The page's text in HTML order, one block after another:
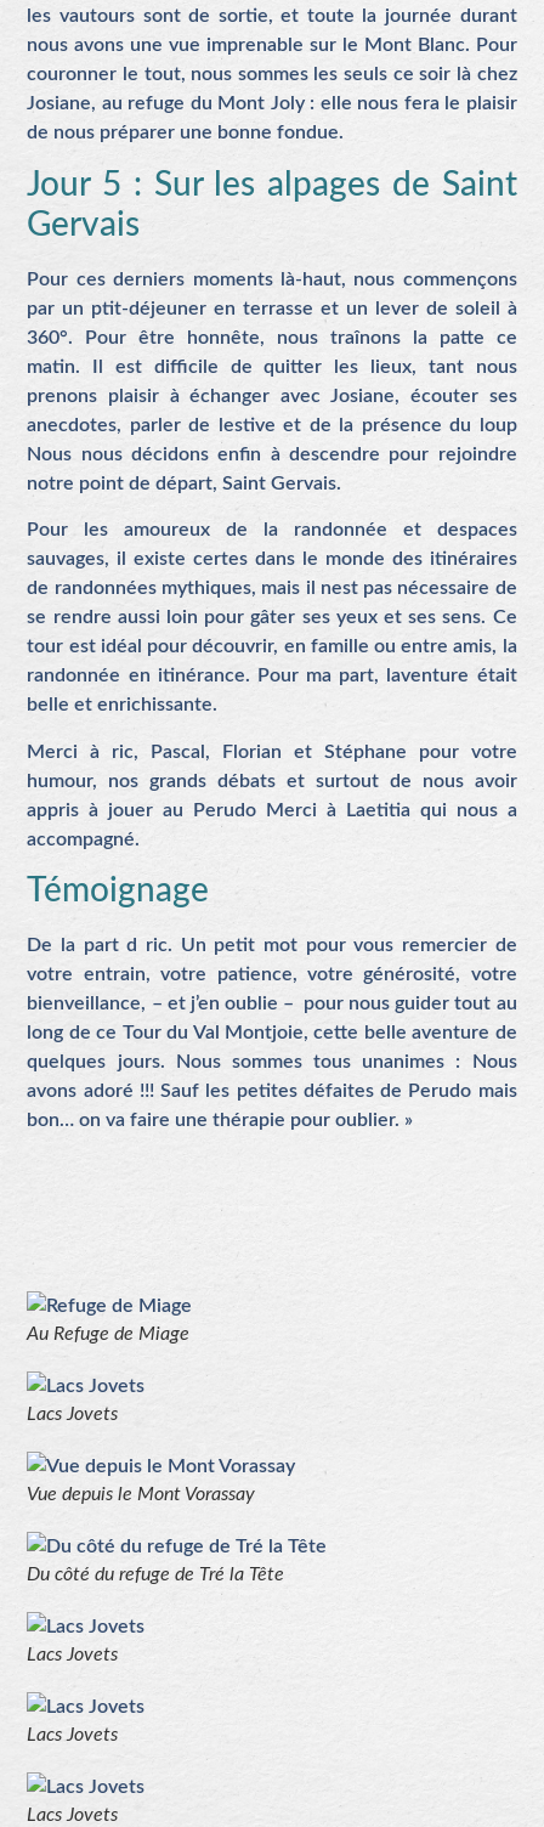
les vautours sont de sortie, et toute la journée durant
nous avons une vue imprenable sur le Mont Blanc. Pour
couronner le tout, nous sommes les seuls ce soir là chez
Josiane, au refuge du Mont Joly : elle nous fera le plaisir
de nous préparer une bonne fondue.
Jour 5 : Sur les alpages de Saint
Gervais
Pour ces derniers moments là-haut, nous commençons
par un ptit-déjeuner en terrasse et un lever de soleil à
360°. Pour être honnête, nous traînons la patte ce
matin. Il est difficile de quitter les lieux, tant nous
prenons plaisir à échanger avec Josiane, écouter ses
anecdotes, parler de lestive et de la présence du loup
Nous nous décidons enfin à descendre pour rejoindre
notre point de départ, Saint Gervais.
Pour les amoureux de la randonnée et despaces
sauvages, il existe certes dans le monde des itinéraires
de randonnées mythiques, mais il nest pas nécessaire de
se rendre aussi loin pour gâter ses yeux et ses sens. Ce
tour est idéal pour découvrir, en famille ou entre amis, la
randonnée en itinérance. Pour ma part, laventure était
belle et enrichissante.
Merci à ric, Pascal, Florian et Stéphane pour votre
humour, nos grands débats et surtout de nous avoir
appris à jouer au Perudo Merci à Laetitia qui nous a
accompagné.
Témoignage
De la part d ric. Un petit mot pour vous remercier de
votre entrain, votre patience, votre générosité, votre
bienveillance, – et j’en oublie – pour nous guider tout au
long de ce Tour du Val Montjoie, cette belle aventure de
quelques jours. Nous sommes tous unanimes : Nous
avons adoré !!! Sauf les petites défaites de Perudo mais
bon… on va faire une thérapie pour oublier. »
Au Refuge de Miage
Lacs Jovets
Vue depuis le Mont Vorassay
Du côté du refuge de Tré la Tête
Lacs Jovets
Lacs Jovets
Lacs Jovets